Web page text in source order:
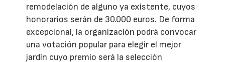
remodelación de alguno ya existente, cuyos
honorarios serán de 30.000 euros. De forma
excepcional, la organización podrá convocar
una votación popular para elegir el mejor
jardín cuyo premio será la selección